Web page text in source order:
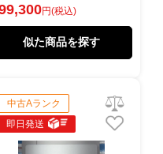
円(税込)
似た商品を探す
中古Aランク
即日発送